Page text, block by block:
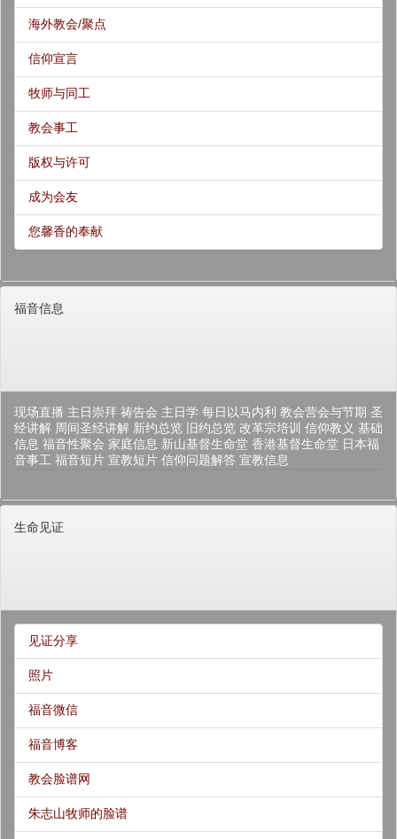
海外教会/聚点
信仰宣言
牧师与同工
教会事工
版权与许可
成为会友
您馨香的奉献
福音信息
现场直播 主日崇拜 祷告会 主日学 每日以马内利 教会营会与节期 圣
经讲解 周间圣经讲解 新约总览 旧约总览 改革宗培训 信仰教义 基础
信息 福音性聚会 家庭信息 新山基督生命堂 香港基督生命堂 日本福
音事工 福音短片 宣教短片 信仰问题解答 宣教信息
生命见证
见证分享
照片
福音微信
福音博客
教会脸谱网
朱志山牧师的脸谱